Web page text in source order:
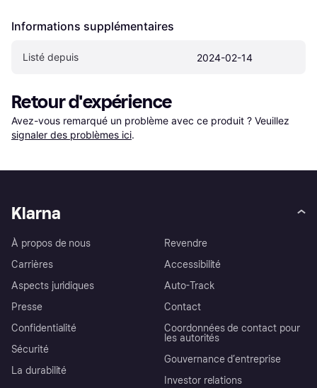
Informations supplémentaires
Listé depuis 2024-02-14
Retour d'expérience
Avez-vous remarqué un problème avec ce produit ? Veuillez
signaler des problèmes ici.
Klarna
À propos de nous
Carrières
Aspects juridiques
Presse
Confidentialité
Sécurité
La durabilité
Revendre
Accessibilité
Auto-Track
Contact
Coordonnées de contact pour
les autorités
Gouvernance d’entreprise
Investor relations